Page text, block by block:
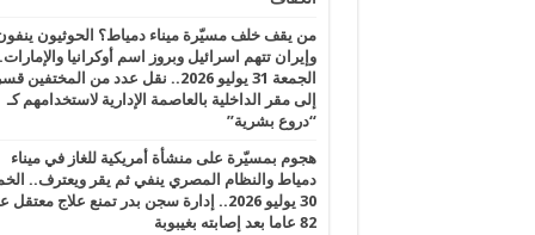
من يقف خلف مسيّرة ميناء دمياط؟ الحوثيون
وإيران تتهم اسرائيل وبروز اسم أوكرانيا
الجمعة 31 يوليو 2026.. نقل عدد من المختفين
إلى مقر الداخلية بالعاصمة الإدارية لاستخدامهم كـ
“دروع بشرية”
هجوم بمسيّرة على منشأة أمريكية للغاز في ميناء
دمياط والنظام المصري ينفي ثم يقر ويعترف..
30 يوليو 2026.. إدارة سجن بدر تمنع علاج
82 عاما بعد إصابته بغيبوبة